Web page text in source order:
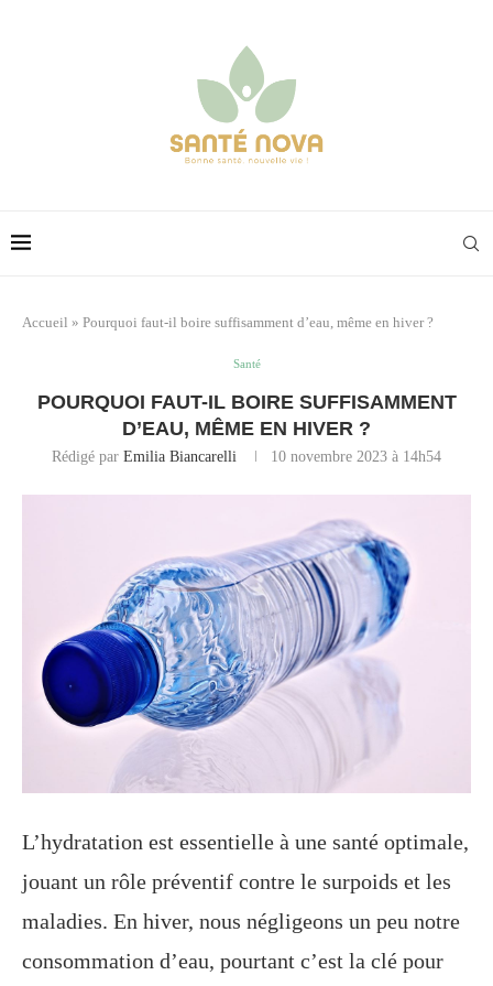
Accueil » Pourquoi faut-il boire suffisamment d’eau, même en hiver ?
Santé
POURQUOI FAUT-IL BOIRE SUFFISAMMENT
D’EAU, MÊME EN HIVER ?
Rédigé par Emilia Biancarelli 10 novembre 2023 à 14h54
L’hydratation est essentielle à une santé optimale,
jouant un rôle préventif contre le surpoids et les
maladies. En hiver, nous négligeons un peu notre
consommation d’eau, pourtant c’est la clé pour